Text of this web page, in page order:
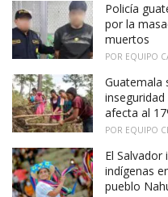
Policía
por la
muertos
POR EQUIPO
Guatemala
afecta al
POR EQUIPO
El
indígenas
pueblo